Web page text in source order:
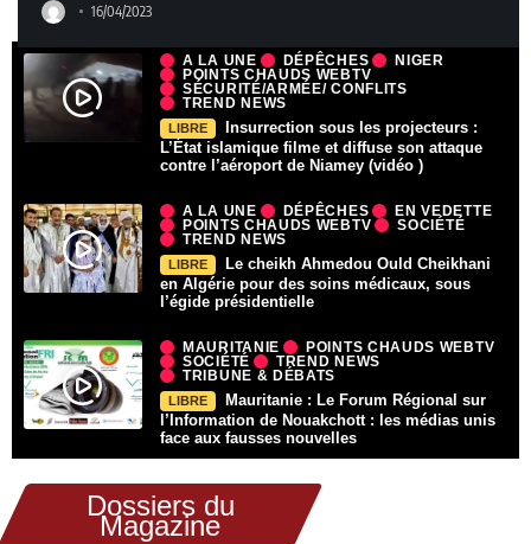
16/04/2023
A LA UNE DÉPÊCHES
NIGER
POINTS CHAUDS WEBTV
SÉCURITÉ/ARMÉE/ CONFLITS
TREND NEWS
LIBRE
Insurrection sous les projecteurs :
L’État islamique filme et diffuse son attaque
contre l’aéroport de Niamey (vidéo )
A LA UNE DÉPÊCHES
EN VEDETTE
POINTS CHAUDS WEBTV
SOCIÉTÉ
TREND NEWS
LIBRE
Le cheikh Ahmedou Ould Cheikhani
en Algérie pour des soins médicaux, sous
l’égide présidentielle
MAURITANIE
POINTS CHAUDS WEBTV
SOCIÉTÉ
TREND NEWS
TRIBUNE & DÉBATS
LIBRE
Mauritanie : Le Forum Régional sur
l’Information de Nouakchott : les médias unis
face aux fausses nouvelles
Dossiers du
Magazine